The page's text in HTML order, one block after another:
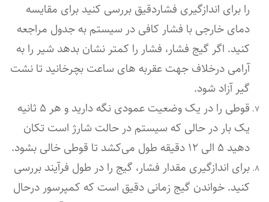
را برای اندازگیری فشاردقیق بررسی کنید برای مقایسه
دمای خارجی با فشار کافی در سیستم به جدول مراجعه
کنید. اگر گیج فشار، فشار را کمتر نشان بدهد شیر را به
آرامی درخلاف جهت عقربه های ساعت بچرخانید تا نشت
گیر آزاد شود.
قوطی را در یک وضعیت عمودی نگه دارید و هر 5 ثانیه
یک بار در حالی که سیستم در حالت شارژ است تکان
دهید 5 الی 12 دقیقه طول می‌کشد تا قوطی خالی بشود.
برای اندازگیری مقدار فشار، گیج را در طول فرآیند بررسی
کنید. خواندن گیج زمانی دقیق است که کمپرسور درحال